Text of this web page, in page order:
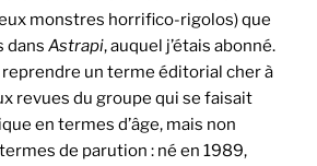
monstres horrifico-rigolos) que
dans Astrapi, auquel j’étais abonné.
reprendre un terme éditorial cher à
revues du groupe qui se faisait
en termes d’âge, mais non
de parution : né en 1989,